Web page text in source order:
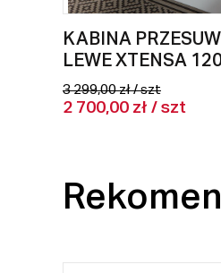
KABINA
LEWE XTENSA
3 299,00 zł / szt
2 700,00 zł / szt